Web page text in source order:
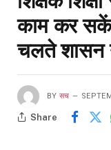
काम कर
चलते शासन
BY सच
Share